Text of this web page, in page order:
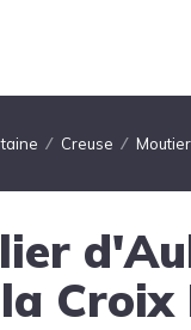
Creuse
Croix